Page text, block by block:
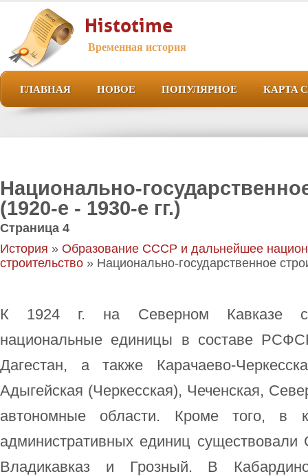
Histotime
Временная история
ГЛАВНАЯ НОВОЕ ПОПУЛЯРНОЕ КАРТА
Национально-
(1920-е - 1930-е гг.)
Страница 4
История » Образование СССР и дальнейшее
строительство » Национально-государственное
К 1924 г. на Северном Кавказе
национальные единицы в составе
Дагестан, а также Карачаево-
Адыгейская (Черкесская), Чеченская,
автономные области. Кроме того, в
административных единиц существовали
Владикавказ и Грозный. В